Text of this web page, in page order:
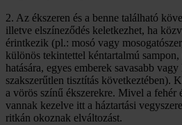
2. Az ékszeren és a benne található
illetve elszíneződés keletkezhet, ha
érintkezik (pl.: mosó vagy
különös tekintettel kéntartalmú
hatására, egyes emberek savasabb
szakszerűtlen tisztítás következtében).
a vörös színű ékszerekre. Mivel a fehér
vannak kezelve itt a háztartási
ritkán okoznak elváltozást.